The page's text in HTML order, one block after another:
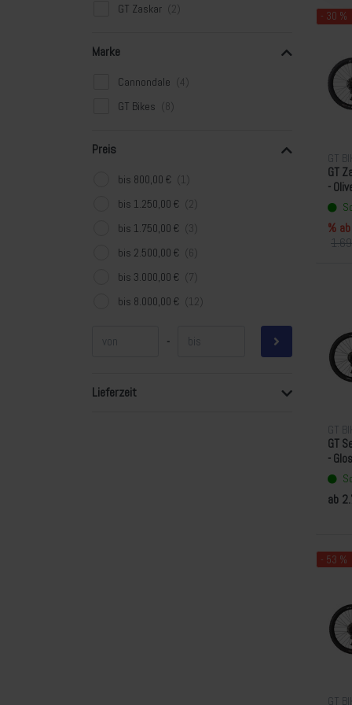
GT Zaskar
Marke
Cannondale
GT Bikes
Preis
bis 800,00 €
bis 1.250,00 €
bis 1.750,00 €
bis 2.500,00 €
bis 3.000,00 €
bis 8.000,00 €
-
Lieferzeit
- 30 %
GT
GT
-
%
GT
GT
-
ab
- 53 %
GT